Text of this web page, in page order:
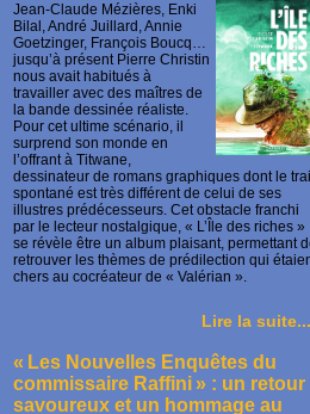
Jean-Claude Mézières, Enki
Bilal, André Juillard, Annie
Goetzinger, François Boucq…
jusqu’à présent Pierre Christin
nous avait habitués à
travailler avec des maîtres de
la bande dessinée réaliste.
Pour cet ultime scénario, il
surprend son monde en
l’offrant à Titwane,
dessinateur de romans graphiques dont le
spontané est très différent de celui de ses
illustres prédécesseurs. Cet obstacle franchi
par le lecteur nostalgique, « L’Île des riches »
se révèle être un album plaisant, permettant
retrouver les thèmes de prédilection qui
chers au cocréateur de « Valérian ».
Lire la suite...
« Les Nouvelles Enquêtes du
commissaire Raffini » : un retour
savoureux et un hommage au